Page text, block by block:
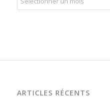
ARTICLES RÉCENTS